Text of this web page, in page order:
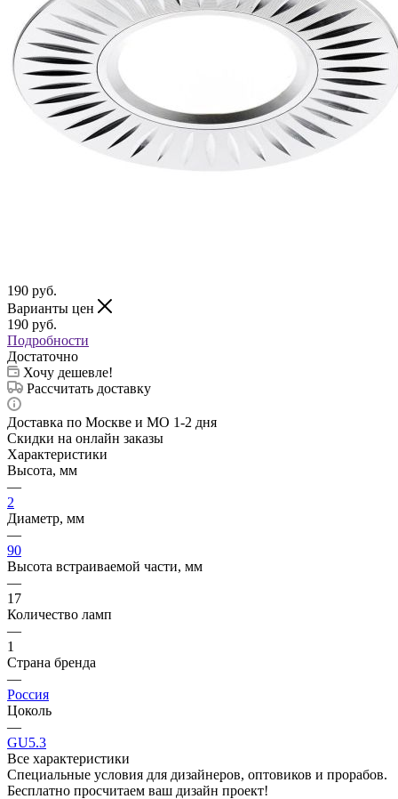
190 руб.
Варианты цен
190 руб.
Подробности
Достаточно
Хочу дешевле!
Рассчитать доставку
Доставка по Москве и МО 1-2 дня
Скидки на онлайн заказы
Характеристики
Высота, мм
—
2
Диаметр, мм
—
90
Высота встраиваемой части, мм
—
17
Количество ламп
—
1
Страна бренда
—
Россия
Цоколь
—
GU5.3
Все характеристики
Специальные условия для дизайнеров, оптовиков и прорабов.
Бесплатно просчитаем ваш дизайн проект!